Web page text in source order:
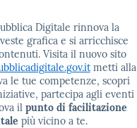
Digitale rinnova la
grafica e si arricchisce
Visita il nuovo sito
metti alla
le tue competenze, scopri
partecipa agli eventi
il punto di facilitazione
più vicino a te.